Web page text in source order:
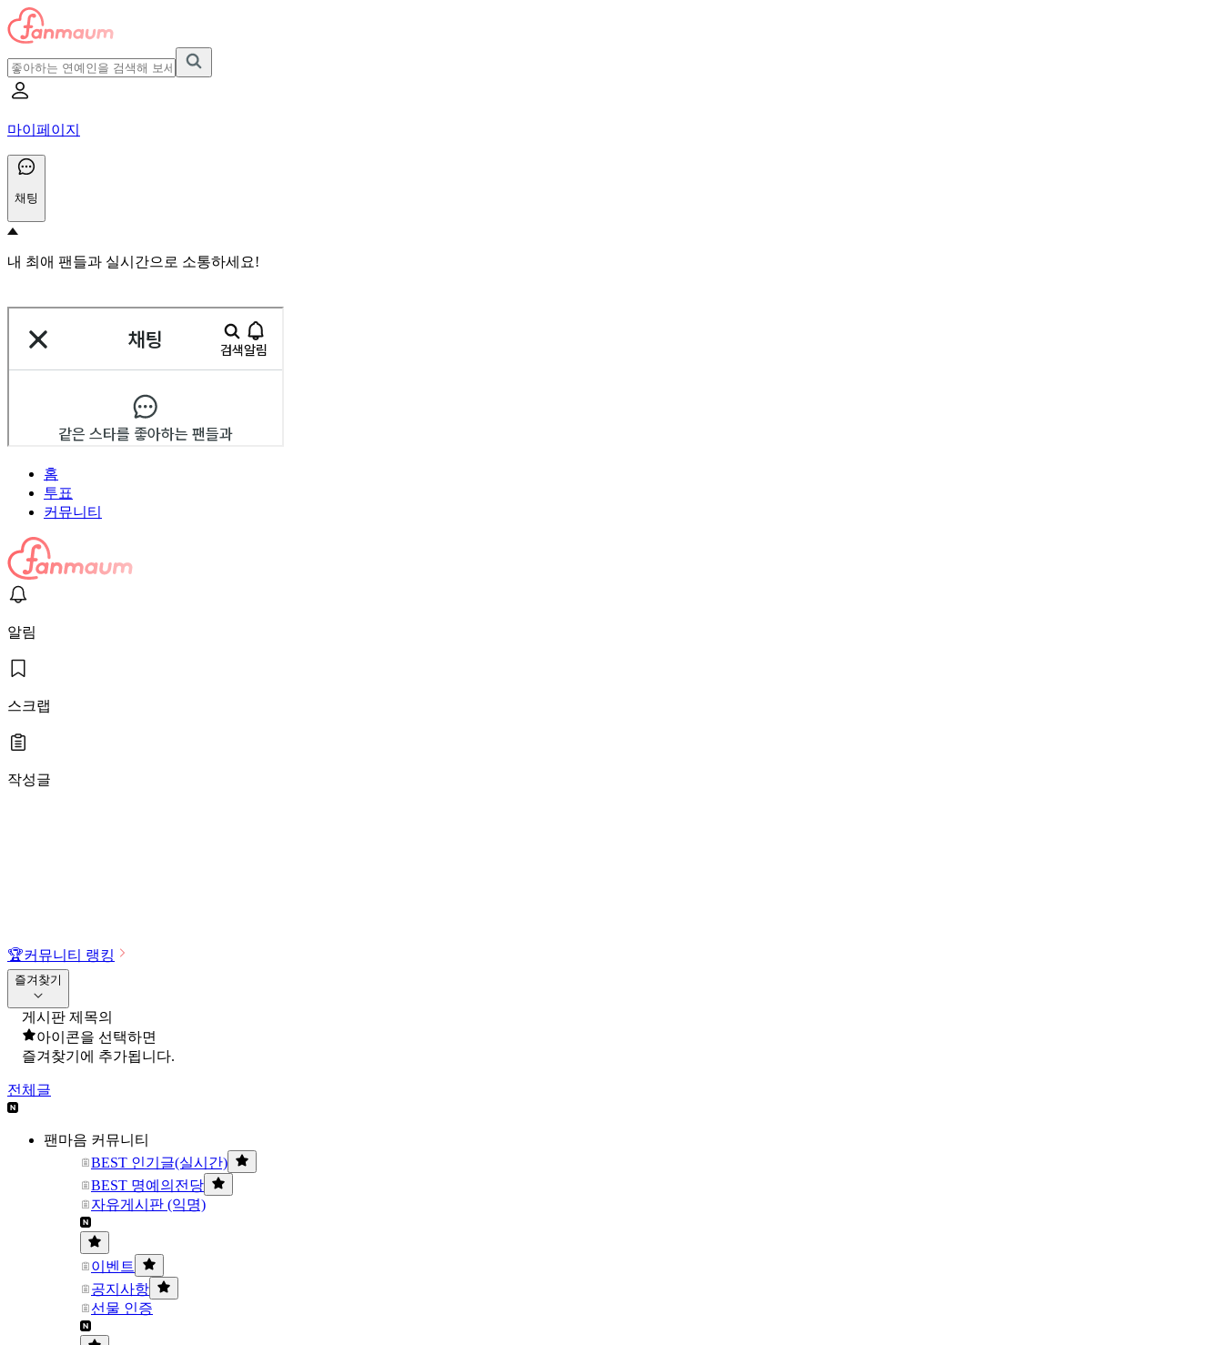
마이페이지
채팅
내 최애 팬들과 실시간으로 소통하세요!
홈
투표
커뮤니티
알림
스크랩
작성글
🏆커뮤니티 랭킹
즐겨찾기
게시판 제목의
아이콘을 선택하면
즐겨찾기에 추가됩니다.
전체글
팬마음 커뮤니티
BEST 인기글(실시간)
BEST 명예의전당
자유게시판 (익명)
이벤트
공지사항
선물 인증